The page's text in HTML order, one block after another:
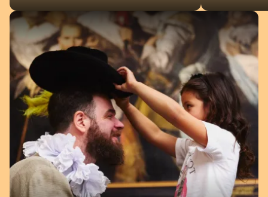
CHARLEY TOOROP
(1891 - 1955)
IRIÉE